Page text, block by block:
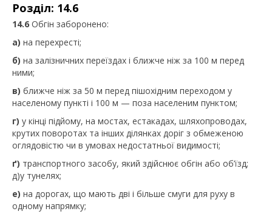
Розділ: 14.6
14.6 Обгін заборонено:
а) на перехресті;
б) на залізничних переїздах і ближче ніж за 100 м перед
ними;
в) ближче ніж за 50 м перед пішохідним переходом у
населеному пункті і 100 м — поза населеним пунктом;
г) у кінці підйому, на мостах, естакадах, шляхопроводах,
крутих поворотах та інших ділянках доріг з обмеженою
оглядовістю чи в умовах недостатньої видимості;
ґ) транспортного засобу, який здійснює обгін або об’їзд;
д)у тунелях;
е) на дорогах, що мають дві і більше смуги для руху в
одному напрямку;